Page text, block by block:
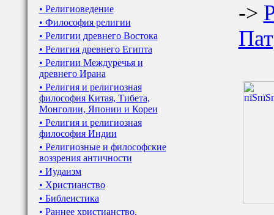
• Религиоведение
• Философия религии
• Религии древнего Востока
• Религия древнего Египта
• Религии Междуречья и
древнего Ирана
• Религия и религиозная
философия Китая, Тибета,
Монголии, Японии и Кореи
• Религия и религиозная
философия Индии
• Религиозные и философские
воззрения античности
• Иудаизм
• Христианство
• Библеистика
• Раннее христианство.
->